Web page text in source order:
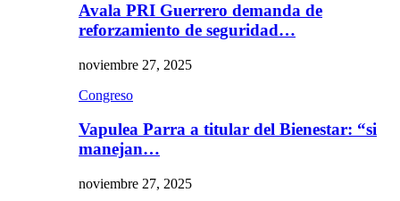
Avala PRI Guerrero demanda de
reforzamiento de seguridad…
noviembre 27, 2025
Congreso
Vapulea Parra a titular del Bienestar: “si
manejan…
noviembre 27, 2025